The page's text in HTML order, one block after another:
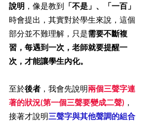
說明 ，像是教到 「不是」、「一百」
時會提出，其實對於學生來說，這個
部分並不難理解，只是需要不斷複
習，每遇到一次，老師就要提醒一
次，才能讓學生內化。
至於後者 ，我會先說明兩個三聲字連
著的狀況(第一個三聲要變成二聲) ，
接著才說明三聲字與其他聲調的組合